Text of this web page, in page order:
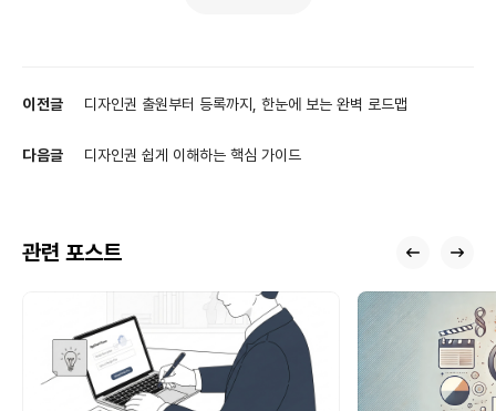
이전글 디자인권 출원부터 등록까지, 한눈에 보는 완벽 로드맵
다음글 디자인권 쉽게 이해하는 핵심 가이드
관련 포스트